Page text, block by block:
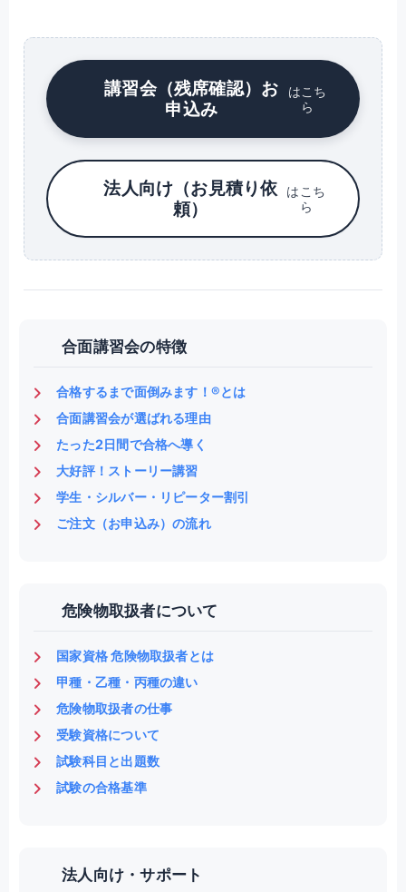
講習会（残席確認）お
申込み
はこち
ら
法人向け（お見積り依
頼）
はこち
ら
合面講習会の特徴
合格するまで面倒みます！®とは
合面講習会が選ばれる理由
たった2日間で合格へ導く
大好評！ストーリー講習
学生・シルバー・リピーター割引
ご注文（お申込み）の流れ
危険物取扱者について
国家資格 危険物取扱者とは
甲種・乙種・丙種の違い
危険物取扱者の仕事
受験資格について
試験科目と出題数
試験の合格基準
法人向け・サポート